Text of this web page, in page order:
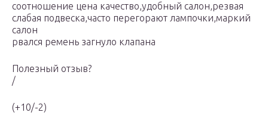
соотношение цена качество,удобный салон,резвая
слабая подвеска,часто перегорают лампочки,маркий
салон
рвался ремень загнуло клапана
Полезный отзыв?
/
(+10/-2)